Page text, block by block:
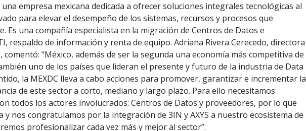
empresa mexicana dedicada a ofrecer soluciones integrales tecnológicas al
para elevar el desempeño de los sistemas, recursos y procesos que
Es una compañía especialista en la migración de Centros de Datos e
respaldo de información y renta de equipo. Adriana Rivera Cerecedo, directora
comentó: “México, además de ser la segunda una economía más competitiva de
uno de los países que lideran el presente y futuro de la industria de Data
la MEXDC lleva a cabo acciones para promover, garantizar e incrementar la
de este sector a corto, mediano y largo plazo. Para ello necesitamos
todos los actores involucrados: Centros de Datos y proveedores, por lo que
y nos congratulamos por la integración de 3IN y AXYS a nuestro ecosistema de
profesionalizar cada vez más y mejor al sector”.